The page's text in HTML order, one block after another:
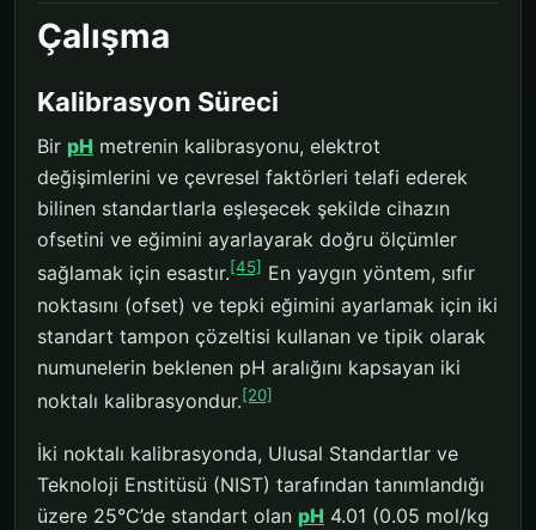
Çalışma
Kalibrasyon Süreci
Bir pH metrenin kalibrasyonu, elektrot
değişimlerini ve çevresel faktörleri telafi ederek
bilinen standartlarla eşleşecek şekilde cihazın
ofsetini ve eğimini ayarlayarak doğru ölçümler
sağlamak için esastır.[45] En yaygın yöntem, sıfır
noktasını (ofset) ve tepki eğimini ayarlamak için iki
standart tampon çözeltisi kullanan ve tipik olarak
numunelerin beklenen pH aralığını kapsayan iki
noktalı kalibrasyondur.[20]
İki noktalı kalibrasyonda, Ulusal Standartlar ve
Teknoloji Enstitüsü (NIST) tarafından tanımlandığı
üzere 25°C’de standart olan pH 4.01 (0.05 mol/kg